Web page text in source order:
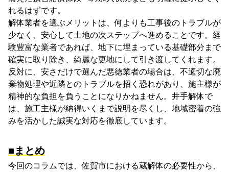
れるはずです。
解体業者を選ぶメリットは、何よりも工事後のトラブルが
少なく、安心して土地の次ステップへ進めることです。経
験豊富な業者であれば、地下に埋まっている基礎部分まで
確実に取り除き、綺麗な更地にして引き渡してくれます。
反対に、安さだけで選んだ悪徳業者の場合は、不適切な廃
棄物処理や近隣とのトラブルを招く恐れがあり、施主様が
精神的な負担を負うことになりかねません。井手解体で
は、施工主様が納得いくまで説明を尽くし、地域密着の強
みを活かした誠実な対応を徹底しています。
■まとめ
今回のコラムでは、佐賀市における蔵解体の必要性から、